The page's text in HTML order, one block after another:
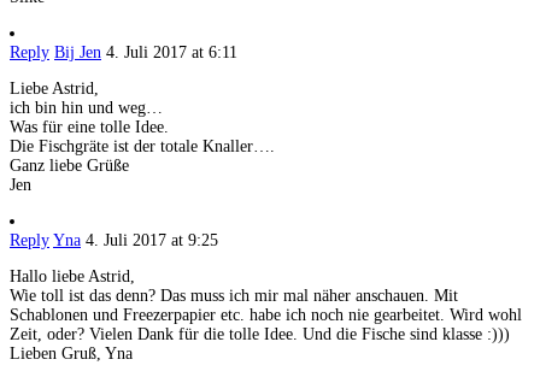
Reply Bij Jen 4. Juli 2017 at 6:11
Liebe Astrid,
ich bin hin und weg…
Was für eine tolle Idee.
Die Fischgräte ist der totale Knaller….
Ganz liebe Grüße
Jen
Reply Yna 4. Juli 2017 at 9:25
Hallo liebe Astrid,
Wie toll ist das denn? Das muss ich mir mal näher anschauen. Mit
Schablonen und Freezerpapier etc. habe ich noch nie gearbeitet. Wird wohl
Zeit, oder? Vielen Dank für die tolle Idee. Und die Fische sind klasse :)))
Lieben Gruß, Yna